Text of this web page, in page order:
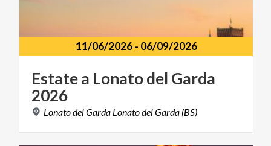
11/06/2026- 06/09/2026
Estatea Lonatodel Garda
2026
LonatodelGarda LonatodelGarda (BS)